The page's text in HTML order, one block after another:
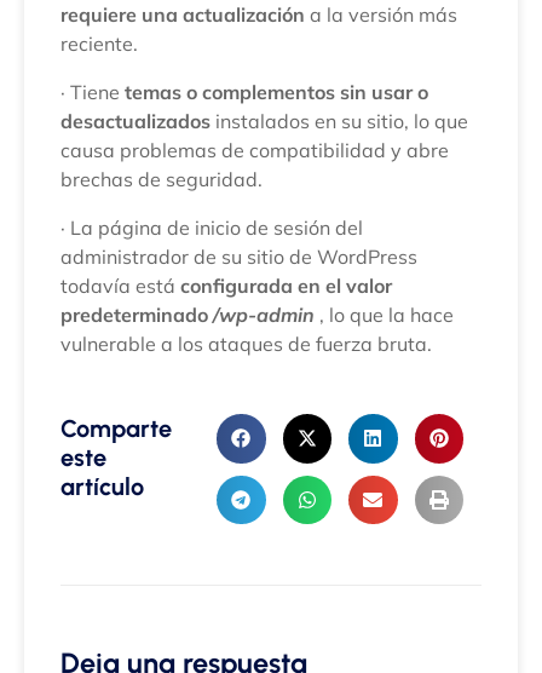
requiere una actualización a la versión más
reciente.
· Tiene temas o complementos sin usar o
desactualizados instalados en su sitio, lo que
causa problemas de compatibilidad y abre
brechas de seguridad.
· La página de inicio de sesión del
administrador de su sitio de WordPress
todavía está configurada en el valor
predeterminado/wp-admin , lo que la hace
vulnerable a los ataques de fuerza bruta.
Comparte
este
artículo
Deja una respuesta